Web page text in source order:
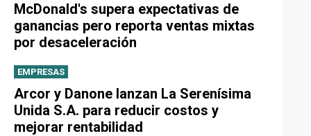
McDonald's supera expectativas de
ganancias pero reporta ventas mixtas
por desaceleración
EMPRESAS
Arcor y Danone lanzan La Serenísima
Unida S.A. para reducir costos y
mejorar rentabilidad